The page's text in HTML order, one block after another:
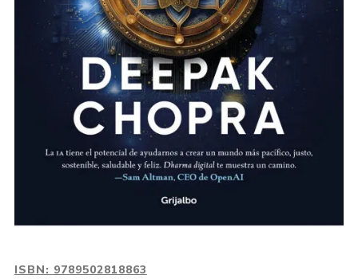
ISBN: 9789502818863